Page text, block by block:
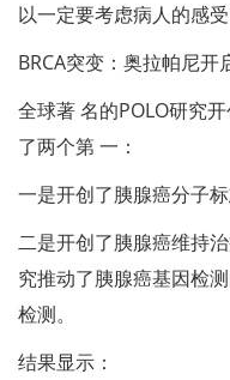
以一定要考虑病人的感
BRCA突变：奥拉帕尼
全球著 名的POLO研究
了两个第 一：
一是开创了胰腺癌分子
二是开创了胰腺癌维持
究推动了胰腺癌基因检
检测。
结果显示：